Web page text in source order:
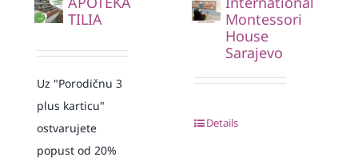
TILIA
Uz "Porodičnu 3
plus karticu"
ostvarujete
popust od 20%
Montessori
House
Sarajevo
Details